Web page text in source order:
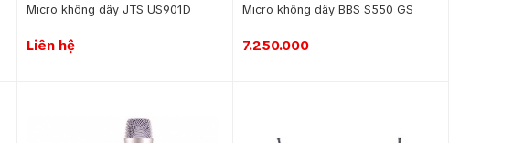
Micro không dây JTS US901D
Liên hệ
Micro không dây BBS S550 GS
7.250.000